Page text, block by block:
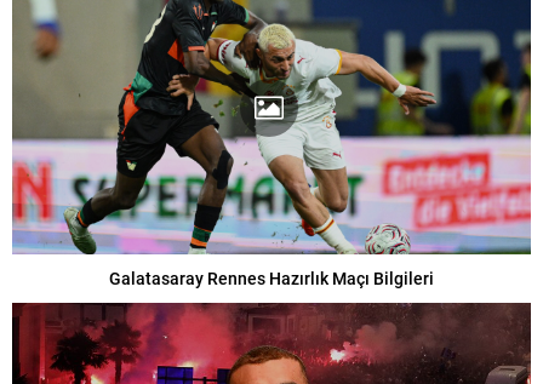
Galatasaray Rennes Hazırlık Maçı Bilgileri